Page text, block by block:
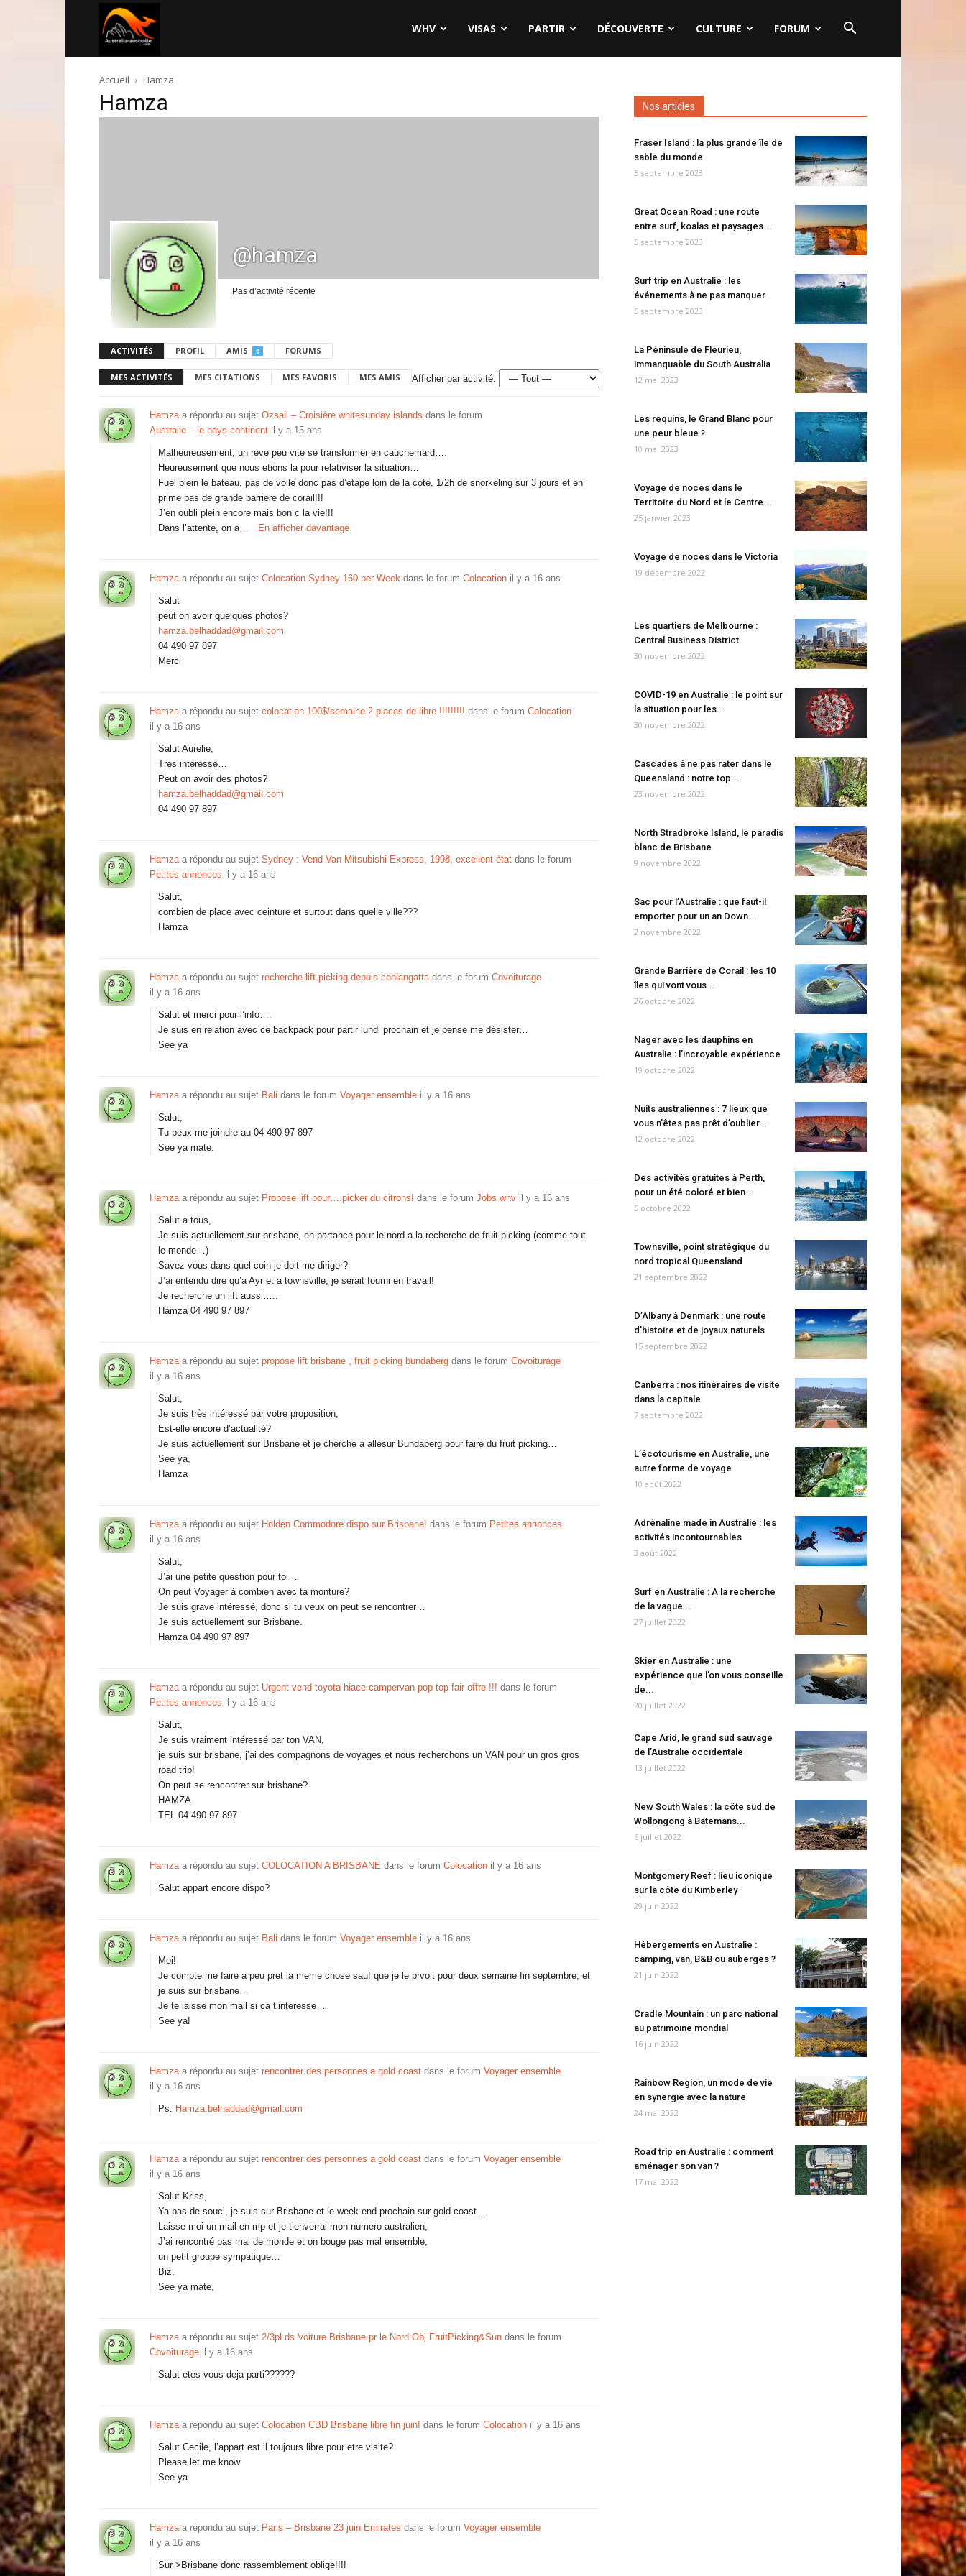
australie.com
WHV VISAS PARTIR DÉCOUVERTE CULTURE FORUM
Accueil Hamza
Hamza
@hamza
Pas d’activité récente
ACTIVITÉS PROFIL AMIS 0 FORUMS
MES ACTIVITÉS MES CITATIONS MES FAVORIS MES AMIS Afficher par activité:
Hamzaa répondu au sujet Ozsail – Croisière whitesunday islands dans le forum
Australie – le pays-continent il y a 15 ans
Malheureusement, un reve peu vite se transformer en cauchemard….
Heureusement que nous etions la pour relativiser la situation…
Fuel plein le bateau, pas de voile donc pas d’étape loin de la cote, 1/2h de snorkeling sur 3 jours et en
prime pas de grande barriere de corail!!!
J’en oubli plein encore mais bon c la vie!!!
Dans l’attente, on a…
En afficher davantage
Hamzaa répondu au sujet Colocation Sydney 160 per Week dans le forum Colocation il y a 16 ans
Salut
peut on avoir quelques photos?
hamza.belhaddad@gmail.com
04 490 97 897
Merci
Hamzaa répondu au sujet colocation 100$/semaine 2 places de libre !!!!!!!!! dans le forum Colocation
il y a 16 ans
Salut Aurelie,
Tres interesse…
Peut on avoir des photos?
hamza.belhaddad@gmail.com
04 490 97 897
Hamzaa répondu au sujet Sydney : Vend Van Mitsubishi Express, 1998, excellent état dans le forum
Petites annonces il y a 16 ans
Salut,
combien de place avec ceinture et surtout dans quelle ville???
Hamza
Hamzaa répondu au sujet recherche lift picking depuis coolangattadans le forum Covoiturage
il y a 16 ans
Salut et merci pour l’info….
Je suis en relation avec ce backpack pour partir lundi prochain et je pense me désister…
See ya
Hamzaa répondu au sujet Bali dans le forum Voyager ensemble il y a 16 ans
Salut,
Tu peux me joindre au 04 490 97 897
See ya mate.
Hamzaa répondu au sujet Propose lift pour….picker du citrons! dans le forum Jobs whv il y a 16 ans
Salut a tous,
Je suis actuellement sur brisbane, en partance pour le nord a la recherche de fruit picking (comme tout
le monde…)
Savez vous dans quel coin je doit me diriger?
J’ai entendu dire qu’a Ayr et a townsville, je serait fourni en travail!
Je recherche un lift aussi…..
Hamza 04 490 97 897
Hamzaa répondu au sujet propose lift brisbane , fruit picking bundaberg dans le forum Covoiturage
il y a 16 ans
Salut,
Je suis très intéressé par votre proposition,
Est-elle encore d’actualité?
Je suis actuellement sur Brisbane et je cherche a allésur Bundaberg pour faire du fruit picking…
See ya,
Hamza
Hamzaa répondu au sujet Holden Commodore dispo sur Brisbane! dans le forum Petites annonces
il y a 16 ans
Salut,
J’ai une petite question pour toi…
On peut Voyager à combien avec ta monture?
Je suis grave intéressé, donc si tu veux on peut se rencontrer…
Je suis actuellement sur Brisbane.
Hamza 04 490 97 897
Hamzaa répondu au sujet Urgent vend toyota hiace campervan pop top fair offre !!! dans le forum
Petites annonces il y a 16 ans
Salut,
Je suis vraiment intéressé par ton VAN,
je suis sur brisbane, j’ai des compagnons de voyages et nous recherchons un VAN pour un gros gros
road trip!
On peut se rencontrer sur brisbane?
HAMZA
TEL 04 490 97 897
Hamzaa répondu au sujet COLOCATION A BRISBANE dans le forum Colocation il y a 16 ans
Salut appart encore dispo?
Hamzaa répondu au sujet Bali dans le forum Voyager ensemble il y a 16 ans
Moi!
Je compte me faire a peu pret la meme chose sauf que je le prvoit pour deux semaine fin septembre, et
je suis sur brisbane…
Je te laisse mon mail si ca t’interesse…
See ya!
Hamzaa répondu au sujet rencontrer des personnes a gold coast dans le forum Voyager ensemble
il y a 16 ans
Ps: Hamza.belhaddad@gmail.com
Hamzaa répondu au sujet rencontrer des personnes a gold coast dans le forum Voyager ensemble
il y a 16 ans
Salut Kriss,
Ya pas de souci, je suis sur Brisbane et le week end prochain sur gold coast…
Laisse moi un mail en mp et je t’enverrai mon numero australien,
J’ai rencontré pas mal de monde et on bouge pas mal ensemble,
un petit groupe sympatique…
Biz,
See ya mate,
Hamzaa répondu au sujet 2/3pl ds Voiture Brisbane pr le Nord Obj FruitPicking&Sun dans le forum
Covoiturage il y a 16 ans
Salut etes vous deja parti??????
Hamzaa répondu au sujet Colocation CBD Brisbane libre fin juin! dans le forum Colocation il y a 16 ans
Salut Cecile, l’appart est il toujours libre pour etre visite?
Please let me know
See ya
Hamzaa répondu au sujet Paris – Brisbane 23 juin Emirates dans le forum Voyager ensemble
il y a 16 ans
Sur >Brisbane donc rassemblement oblige!!!!
Nos articles
Fraser Island : la plus grande île de
sable du monde
5 septembre 2023
Great Ocean Road : une route
entre surf, koalas et paysages...
5 septembre 2023
Surf trip en Australie : les
événements à ne pas manquer
5 septembre 2023
La Péninsule de Fleurieu,
immanquable du South Australia
12 mai 2023
Les requins, le Grand Blanc pour
une peur bleue ?
10 mai 2023
Voyage de noces dans le
Territoire du Nord et le Centre...
25 janvier 2023
Voyage de noces dans le Victoria
19 décembre 2022
Les quartiers de Melbourne :
Central Business District
30 novembre 2022
COVID-19 en Australie : le point sur
la situation pour les...
30 novembre 2022
Cascades à ne pas rater dans le
Queensland : notre top...
23 novembre 2022
North Stradbroke Island, le paradis
blanc de Brisbane
9 novembre 2022
Sac pour l’Australie : que faut-il
emporter pour un an Down...
2 novembre 2022
Grande Barrière de Corail : les 10
îles qui vont vous...
26 octobre 2022
Nager avec les dauphins en
Australie : l’incroyable expérience
19 octobre 2022
Nuits australiennes : 7 lieux que
vous n’êtes pas prêt d’oublier...
12 octobre 2022
Des activités gratuites à Perth,
pour un été coloré et bien...
5 octobre 2022
Townsville, point stratégique du
nord tropical Queensland
21 septembre 2022
D’Albany à Denmark : une route
d’histoire et de joyaux naturels
15 septembre 2022
Canberra : nos itinéraires de visite
dans la capitale
7 septembre 2022
L’écotourisme en Australie, une
autre forme de voyage
10 août 2022
Adrénaline made in Australie : les
activités incontournables
3 août 2022
Surf en Australie : A la recherche
de la vague...
27 juillet 2022
Skier en Australie : une
expérience que l’on vous conseille
de...
20 juillet 2022
Cape Arid, le grand sud sauvage
de l’Australie occidentale
13 juillet 2022
New South Wales : la côte sud de
Wollongong à Batemans...
6 juillet 2022
Montgomery Reef : lieu iconique
sur la côte du Kimberley
29 juin 2022
Hébergements en Australie :
camping, van, B&B ou auberges ?
21 juin 2022
Cradle Mountain : un parc national
au patrimoine mondial
16 juin 2022
Rainbow Region, un mode de vie
en synergie avec la nature
24 mai 2022
Road trip en Australie : comment
aménager son van ?
17 mai 2022